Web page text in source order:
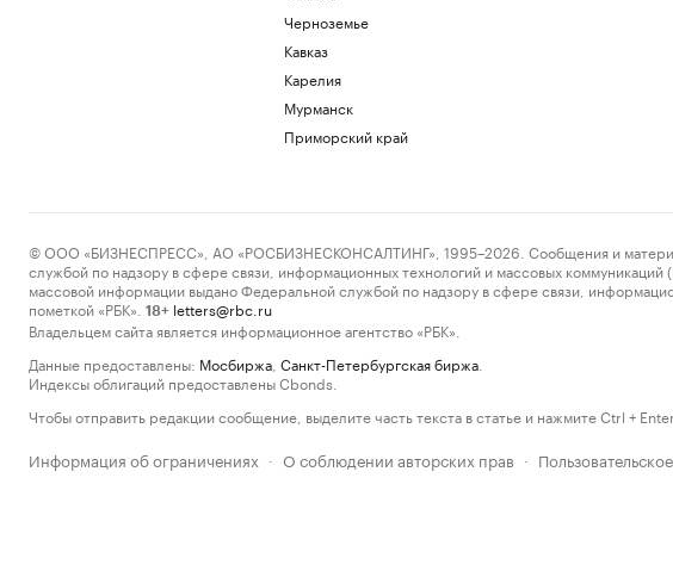
Черноземье
Кавказ
Карелия
Мурманск
Приморский край
© ООО «БИЗНЕСПРЕСС», АО «РОСБИЗНЕСКОНСАЛТИНГ», 1995–2026. Сообщения и
службой по надзору в сфере связи, информационных технологий и массовых
массовой информации выдано Федеральной службой по надзору в сфере связи,
пометкой «РБК».
18+ letters@rbc.ru
Владельцем сайта является информационное агентство «РБК».
Данные предоставлены: Мосбиржа Санкт-Петербургская биржа
Индексы облигаций предоставлены Cbonds.
Чтобы отправить редакции сообщение, выделите часть текста в статье и нажмите Ctrl + Enter
Информация об ограничениях · О соблюдении авторских прав ·